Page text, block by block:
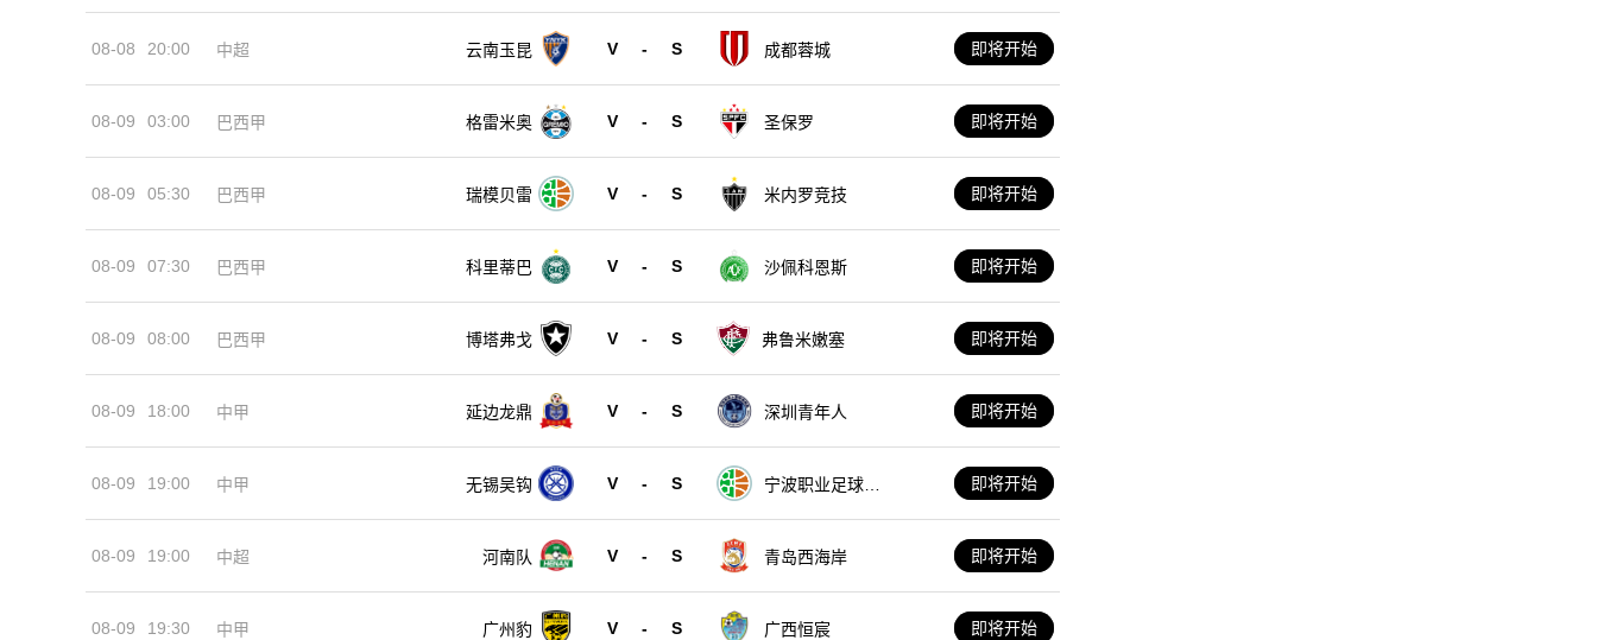
08-08 20:00 中超 云南玉昆 V - S 成都蓉城 即将开始
08-09 03:00 巴西甲 格雷米奥 V - S 圣保罗 即将开始
08-09 05:30 巴西甲 瑞模贝雷 V - S 米内罗竞技 即将开始
08-09 07:30 巴西甲 科里蒂巴 V - S 沙佩科恩斯 即将开始
08-09 08:00 巴西甲 博塔弗戈 V - S 弗鲁米嫩塞 即将开始
08-09 18:00 中甲 延边龙鼎 V - S 深圳青年人 即将开始
08-09 19:00 中甲 无锡吴钩 V - S
宁波职业足球俱
即将开始
08-09 19:00 中超 河南队 V - S 青岛西海岸 即将开始
08-09 19:30 中甲 广州豹 V - S 广西恒宸 即将开始